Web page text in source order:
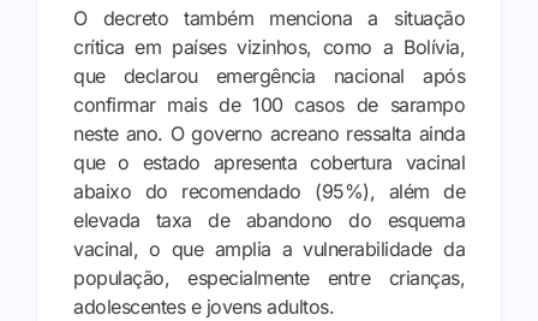
O decreto também menciona a situação
crítica em países vizinhos, como a Bolívia,
que declarou emergência nacional após
confirmar mais de 100 casos de sarampo
neste ano. O governo acreano ressalta ainda
que o estado apresenta cobertura vacinal
abaixo do recomendado (95%), além de
elevada taxa de abandono do esquema
vacinal, o que amplia a vulnerabilidade da
população, especialmente entre crianças,
adolescentes e jovens adultos.